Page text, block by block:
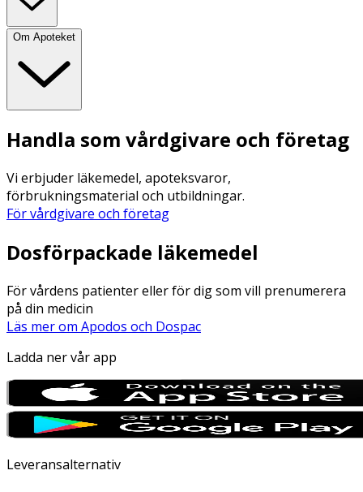
Om Apoteket
Handla som vårdgivare och företag
Vi erbjuder läkemedel, apoteksvaror,
förbrukningsmaterial och utbildningar.
För vårdgivare och företag
Dosförpackade läkemedel
För vårdens patienter eller för dig som vill prenumerera
på din medicin
Läs mer om Apodos och Dospac
Ladda ner vår app
Leveransalternativ